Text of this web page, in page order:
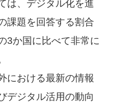
は、デジタル化を進
課題を回答する割合
3か国に比べて非常に
における最新の情報
デジタル活用の動向